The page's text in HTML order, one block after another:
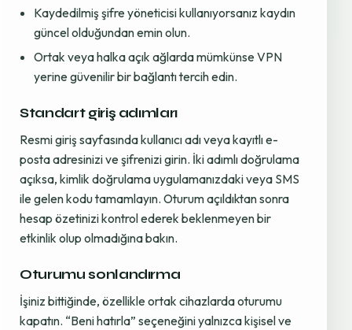
Kaydedilmiş şifre yöneticisi kullanıyorsanız kaydın
güncel olduğundan emin olun.
Ortak veya halka açık ağlarda mümkünse VPN
yerine güvenilir bir bağlantı tercih edin.
Standart giriş adımları
Resmi giriş sayfasında kullanıcı adı veya kayıtlı e-
posta adresinizi ve şifrenizi girin. İki adımlı doğrulama
açıksa, kimlik doğrulama uygulamanızdaki veya SMS
ile gelen kodu tamamlayın. Oturum açıldıktan sonra
hesap özetinizi kontrol ederek beklenmeyen bir
etkinlik olup olmadığına bakın.
Oturumu sonlandırma
İşiniz bittiğinde, özellikle ortak cihazlarda oturumu
kapatın. “Beni hatırla” seçeneğini yalnızca kişisel ve